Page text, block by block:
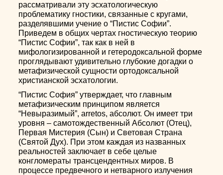
рассматривали эту эсхатологическую
проблематику гностики, связанные с кругами,
разделявшими учение о “Пистис Софии”.
Приведем в общих чертах гностическую теорию
“Пистис Софии”, так как в ней в
мифологизированной и гетеродоксальной форме
проглядывают удивительно глубокие догадки о
метафизической сущности ортодоксальной
христианской эсхатологии.
“Пистис София” утверждает, что главным
метафизическим принципом является
“Невыразимый”, arretos, абсолют. Он имеет три
уровня – самотождественный Абсолют (Отец),
Первая Мистерия (Сын) и Световая Страна
(Святой Дух). При этом каждая из названных
реальностей заключает в себе целые
конгломераты трансцендентных миров. В
процессе предвечного и нетварного излучения